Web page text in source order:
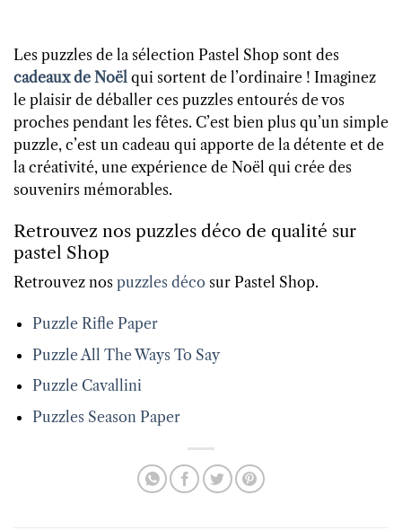
Les puzzles de la sélection Pastel Shop sont des
cadeaux de Noël qui sortent de l’ordinaire ! Imaginez
le plaisir de déballer ces puzzles entourés de vos
proches pendant les fêtes. C’est bien plus qu’un simple
puzzle, c’est un cadeau qui apporte de la détente et de
la créativité, une expérience de Noël qui crée des
souvenirs mémorables.
Retrouvez nos puzzles déco de qualité sur
pastel Shop
Retrouvez nos puzzles déco sur Pastel Shop.
Puzzle Rifle Paper
Puzzle All The Ways To Say
Puzzle Cavallini
Puzzles Season Paper